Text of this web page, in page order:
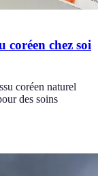
coréen chez soi
coréen naturel
des soins